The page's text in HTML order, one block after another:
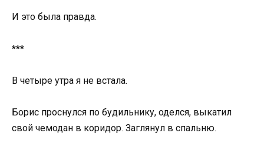
И это была правда.
***
В четыре утра я не встала.
Борис проснулся по будильнику, оделся, выкатил
свой чемодан в коридор. Заглянул в спальню.